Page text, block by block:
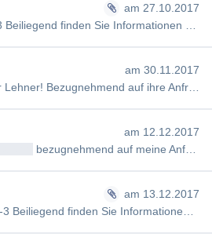
am 27.10.2017
am 30.11.2017
am 12.12.2017
bezugnehmend auf meine Anfrage vom 27. Oktober 2017 möchte ich Sie höflich darauf hinweis…
am 13.12.2017